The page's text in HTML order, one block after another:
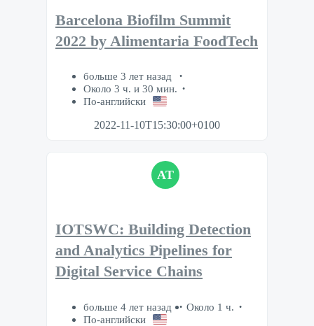
Barcelona Biofilm Summit
2022 by Alimentaria FoodTech
больше 3 лет назад
Около 3 ч. и 30 мин.
По-английски
2022-11-10T15:30:00+0100
AT
IOTSWC: Building Detection
and Analytics Pipelines for
Digital Service Chains
больше 4 лет назад
Около 1 ч.
По-английски